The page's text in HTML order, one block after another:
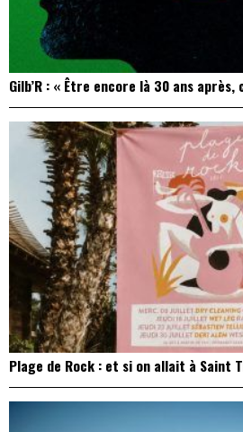
Gilb’R : « Être encore là 30 ans après,
Plage de Rock : et si on allait à Saint